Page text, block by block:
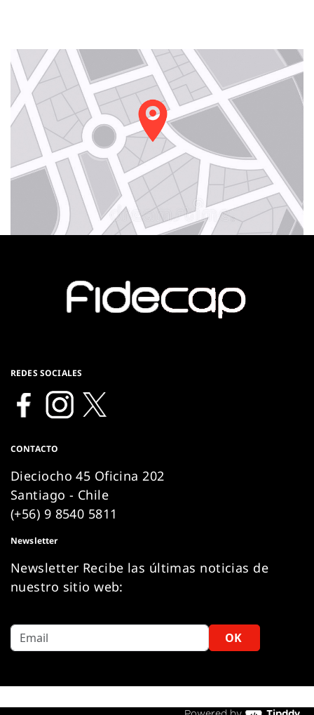
REDES SOCIALES
CONTACTO
Dieciocho 45 Oficina 202
Santiago - Chile
(+56) 9 8540 5811
Newsletter
Newsletter Recibe las últimas noticias de
nuestro sitio web:
OK